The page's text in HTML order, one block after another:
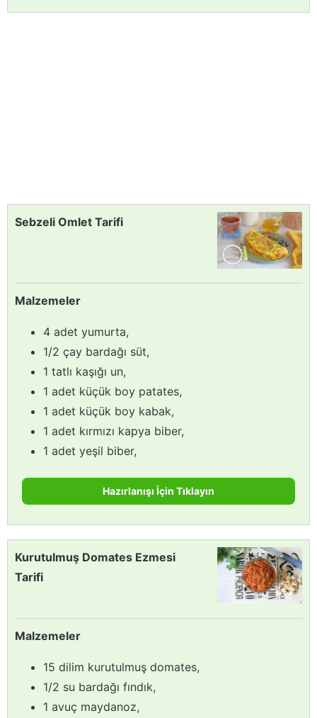
Sebzeli Omlet Tarifi
Malzemeler
4 adet yumurta,
1/2 çay bardağı süt,
1 tatlı kaşığı un,
1 adet küçük boy patates,
1 adet küçük boy kabak,
1 adet kırmızı kapya biber,
1 adet yeşil biber,
Hazırlanışı İçin Tıklayın
Kurutulmuş Domates Ezmesi
Tarifi
Malzemeler
15 dilim kurutulmuş domates,
1/2 su bardağı fındık,
1 avuç maydanoz,